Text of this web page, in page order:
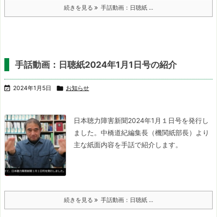
続きを見る 手話動画：日聴紙 ...
手話動画：日聴紙2024年1月1日号の紹介
 2024年1月5日  お知らせ
日本聴力障害新聞2024年1月１日号を発行し
ました。 中橋道紀編集長（機関紙部長）より
主な紙面内容を手話で紹介します。
続きを見る 手話動画：日聴紙 ...